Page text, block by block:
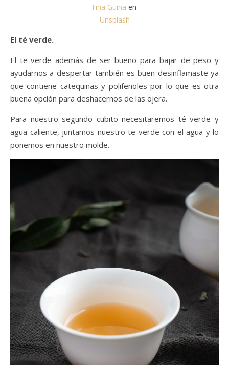
Tina Guina en
Unsplash
El té verde.
El te verde además de ser bueno para bajar de peso y
ayudarnos a despertar también es buen desinflamaste ya
que contiene catequinas y polifenoles por lo que es otra
buena opción para deshacernos de las ojera.
Para nuestro segundo cubito necesitaremos té verde y
agua caliente, juntamos nuestro te verde con el agua y lo
ponemos en nuestro molde.